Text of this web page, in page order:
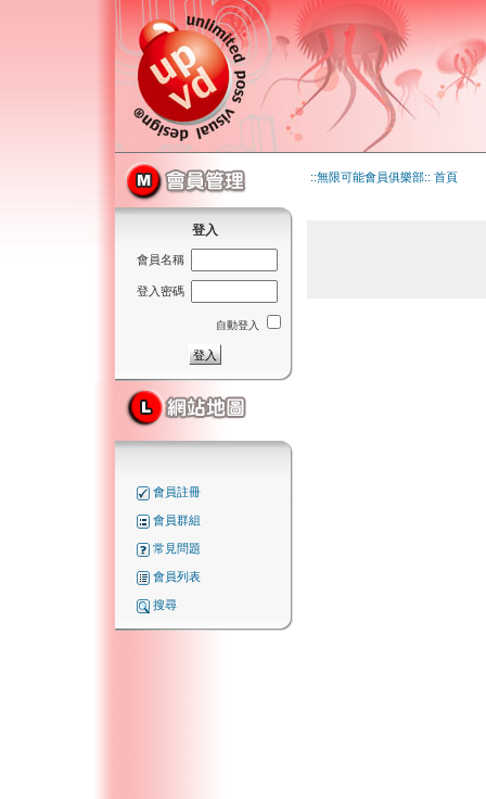
登入
會員名稱
登入密碼
自動登入
會員註冊
會員群組
常見問題
會員列表
搜尋
::無限可能會員俱樂部:: 首頁